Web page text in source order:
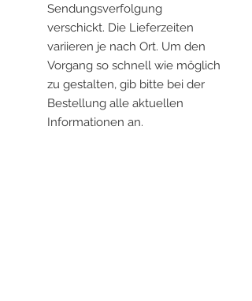
Sendungsverfolgung
verschickt. Die Lieferzeiten
variieren je nach Ort. Um den
Vorgang so schnell wie möglich
zu gestalten, gib bitte bei der
Bestellung alle aktuellen
Informationen an.